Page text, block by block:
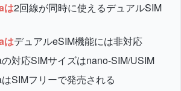
は2回線が同時に使えるデュアルSIM
はデュアルeSIM機能には非対応
対応SIMサイズはnano-SIM/USIM
SIMフリーで発売される